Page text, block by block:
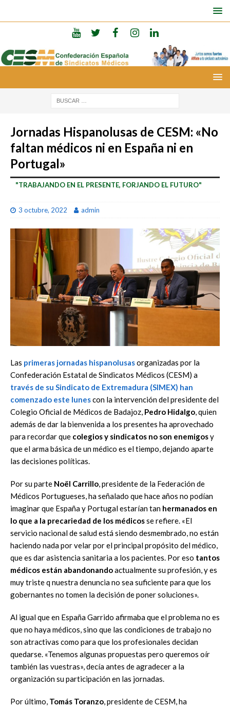
Jornadas Hispanolusas de CESM: «No
faltan médicos ni en España ni en
Portugal»
"TRABAJANDO EN EL PRESENTE, FORJANDO EL FUTURO"
3 octubre, 2022 admin
Las primeras jornadas hispanolusasorganizadas por la
Confederación Estatal de Sindicatos Médicos (CESM) a
través de su Sindicato de Extremadura (SIMEX) han
comenzado este lunescon la intervención del presidente del
Colegio Oficial de Médicos de Badajoz, Pedro Hidalgo, quien
además de dar la bienvenida a los presentes ha aprovechado
para recordar que colegios y sindicatos no son enemigosy
que el arma básica de un médico es el tiempo, dejando aparte
las decisiones políticas.
Por su parte Noël Carrillo, presidente de la Federación de
Médicos Portugueses, ha señalado que hace años no podían
imaginar que España y Portugal estarían tan hermanados en
lo que a la precariedad de los médicosse refiere. «El
servicio nacional de salud está siendo desmembrado, no están
haciendo nada por velar por el principal propósito del médico,
que es dar asistencia sanitaria a los pacientes. Por eso tantos
médicos están abandonandoactualmente su profesión, y es
muy triste q nuestra denuncia no sea suficiente para que los
gobernantes no tomen la decisión de poner soluciones».
Al igual que en España Garrido afirmaba que el problema no es
que no haya médicos, sino que las condiciones de trabajo no
son atractivas como para que los profesionales decidan
quedarse. «Tenemos algunas propuestas pero queremos oír
también las vuestras», decía antes de agradecer a la
organización su participación en las jornadas.
Por último, Tomás Toranzo, presidente de CESM, ha